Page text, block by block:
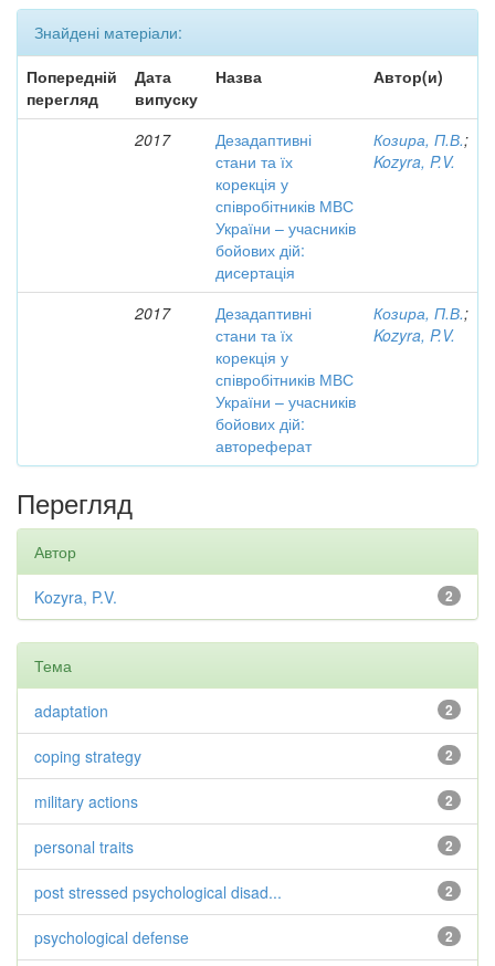
Знайдені матеріали:
Попередній
перегляд
Дата
випуску
Назва Автор(и)
2017
Дезадаптивні
стани та їх
корекція у
співробітників МВС
України – учасників
бойових дій:
дисертація
Козира, П.В.;
Kozyra, P.V.
2017
Дезадаптивні
стани та їх
корекція у
співробітників МВС
України – учасників
бойових дій:
автореферат
Козира, П.В.;
Kozyra, P.V.
Перегляд
Автор
2
Kozyra, P.V.
Тема
2
adaptation
2
coping strategy
2
military actions
2
personal traits
2
post stressed psychological disad...
2
psychological defense